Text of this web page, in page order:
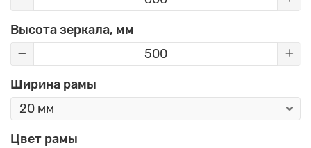
Высота зеркала, мм
Ширина рамы
Цвет рамы